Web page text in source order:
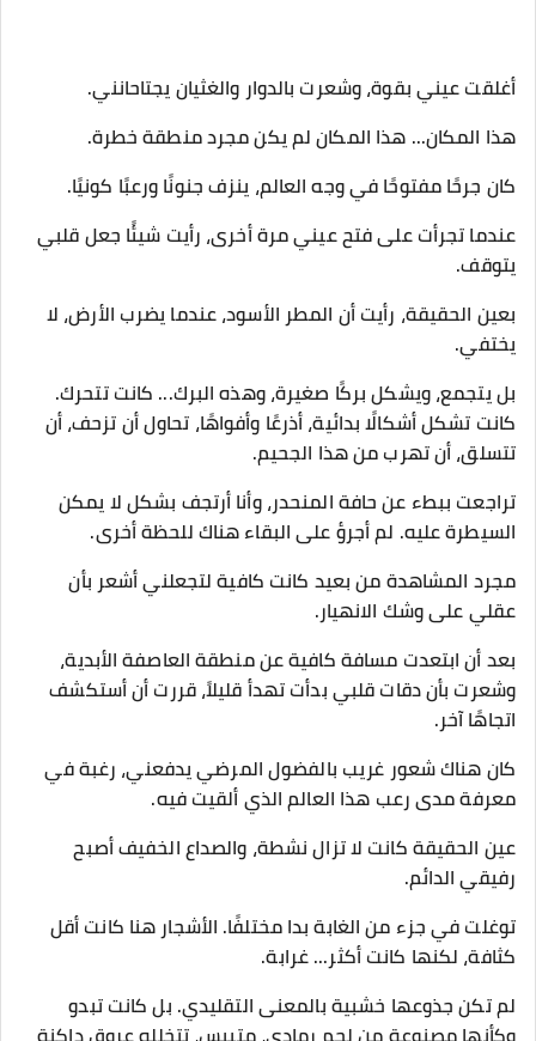
أغلقت عيني بقوة، وشعرت بالدوار والغثيان يجتاحانني.
هذا المكان... هذا المكان لم يكن مجرد منطقة خطرة.
كان جرحًا مفتوحًا في وجه العالم، ينزف جنونًا ورعبًا كونيًا.
عندما تجرأت على فتح عيني مرة أخرى، رأيت شيئًا جعل قلبي
يتوقف.
بعين الحقيقة، رأيت أن المطر الأسود، عندما يضرب الأرض، لا
يختفي.
بل يتجمع، ويشكل بركًا صغيرة، وهذه البرك... كانت تتحرك.
كانت تشكل أشكالًا بدائية، أذرعًا وأفواهًا، تحاول أن تزحف، أن
تتسلق، أن تهرب من هذا الجحيم.
تراجعت ببطء عن حافة المنحدر، وأنا أرتجف بشكل لا يمكن
السيطرة عليه. لم أجرؤ على البقاء هناك للحظة أخرى.
مجرد المشاهدة من بعيد كانت كافية لتجعلني أشعر بأن
عقلي على وشك الانهيار.
بعد أن ابتعدت مسافة كافية عن منطقة العاصفة الأبدية،
وشعرت بأن دقات قلبي بدأت تهدأ قليلاً، قررت أن أستكشف
اتجاهًا آخر.
كان هناك شعور غريب بالفضول المرضي يدفعني، رغبة في
معرفة مدى رعب هذا العالم الذي ألقيت فيه.
عين الحقيقة كانت لا تزال نشطة، والصداع الخفيف أصبح
رفيقي الدائم.
توغلت في جزء من الغابة بدا مختلفًا. الأشجار هنا كانت أقل
كثافة، لكنها كانت أكثر... غرابة.
لم تكن جذوعها خشبية بالمعنى التقليدي. بل كانت تبدو